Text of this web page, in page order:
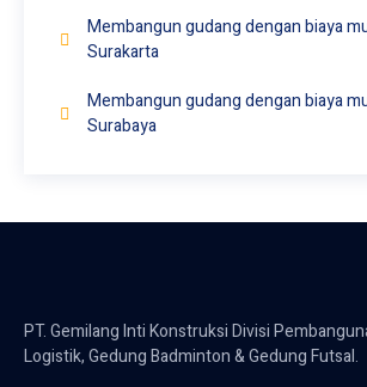
Membangun gudang dengan biaya
Surakarta
Membangun gudang dengan biaya
Surabaya
PT. Gemilang Inti Konstruksi Divisi
Logistik, Gedung Badminton & Gedung Futsal.